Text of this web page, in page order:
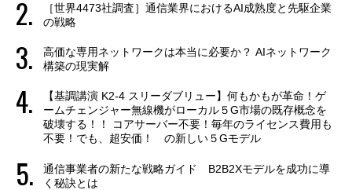
［世界4473社調査］通信業界におけるAI成熟度と先駆企業
の戦略
高価な専用ネットワークは本当に必要か？ AIネットワーク
構築の現実解
【基調講演 K2-4 スリーダブリュー】何もかもが革命！ゲ
ームチェンジャー無線機がローカル５G市場の既存概念を
破壊する！！ コアサーバー不要！毎年のライセンス費用も
不要！でも、超安価！ の新しい５Gモデル
通信事業者の新たな戦略ガイド B2B2Xモデルを成功に導
く秘訣とは